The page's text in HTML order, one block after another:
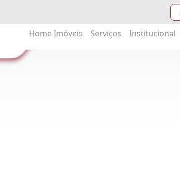
Home Imóveis Serviços Institucional